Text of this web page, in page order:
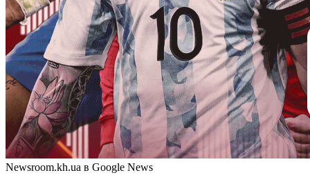
Newsroom.kh.ua в Google News